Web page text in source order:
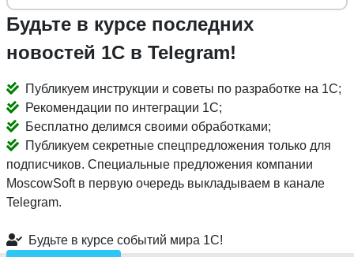
Будьте в курсе последних
новостей 1С в Telegram!
Публикуем инструкции и советы по разработке на 1С;
Рекомендации по интеграции 1С;
Бесплатно делимся своими обработками;
Публикуем секретные спецпредложения только для
подписчиков. Специальные предложения компании
MoscowSoft в первую очередь выкладываем в канале
Telegram.
Будьте в курсе событий мира 1С!